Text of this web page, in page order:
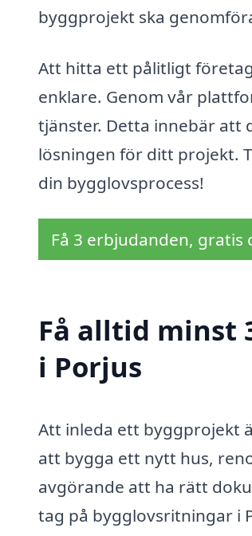
byggprojekt ska
Att hitta ett pålitligt
enklare. Genom vår
tjänster. Detta innebär att
lösningen för ditt projekt.
din bygglovsprocess!
Få 3 erbjudanden,
Få alltid minst
i Porjus
Att inleda ett byggprojekt
att bygga ett nytt hus,
avgörande att ha rätt
tag på bygglovsritningar i